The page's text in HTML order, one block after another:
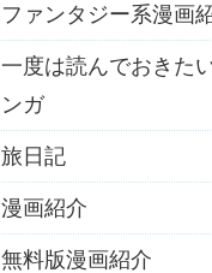
ファンタジー系漫画
一度は読んでおきた
ンガ
旅日記
漫画紹介
無料版漫画紹介